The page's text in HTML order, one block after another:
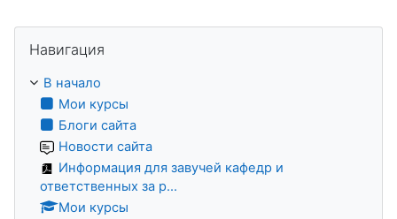
Навигация
В начало
Мои курсы
Блоги сайта
Новости сайта
Информация для завучей кафедр и
ответственных за р...
Мои курсы